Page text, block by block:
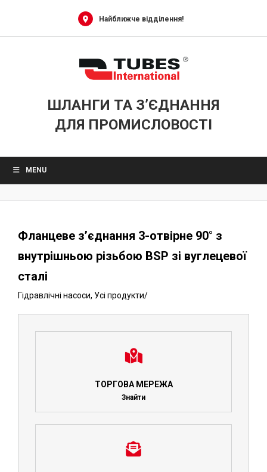
Найближче відділення!
ШЛАНГИ ТА З’ЄДНАННЯ
ДЛЯ ПРОМИСЛОВОСТІ
MENU
Фланцеве з’єднання 3-отвірне 90° з
внутрішньою різьбою BSP зі вуглецевої
сталі
Гідравлічні насоси, Усі продукти/
ТОРГОВА МЕРЕЖА
Знайти